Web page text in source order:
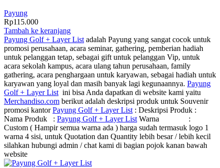
Payung
Rp115.000
Tambah ke keranjang
Payung Golf + Layer List adalah Payung yang sangat cocok untuk
promosi perusahaan, acara seminar, gathering, pemberian hadiah
untuk pelanggan tetap, sebagai gift untuk pelanggan Vip, untuk
acara sekolah kampus, acara ulang tahun perusahaan, family
gathering, acara penghargaan untuk karyawan, sebagai hadiah untuk
karyawan yang loyal dan masih banyak lagi kegunaannya. Payung
Golf + Layer List ini bisa Anda dapatkan di website kami yaitu
Merchandiso.com berikut adalah deskripsi produk untuk Souvenir
promosi kantorPayung Golf + Layer List : Deskripsi Produk :
Nama Produk : Payung Golf + Layer List Warna :
Custom ( Hampir semua warna ada ) harga sudah termasuk logo 1
warna 4 sisi, untuk Quotation dan Quantity lebih besar / lebih kecil
silahkan hubungi admin / chat kami di bagian pojok kanan bawah
website